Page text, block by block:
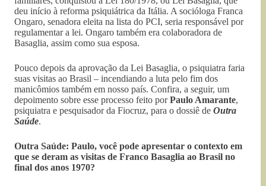
deu início à reforma psiquiátrica da Itália. A socióloga Franca
Ongaro, senadora eleita na lista do PCI, seria responsável por
regulamentar a lei. Ongaro também era colaboradora de
Basaglia, assim como sua esposa.
Pouco depois da aprovação da Lei Basaglia, o psiquiatra faria
suas visitas ao Brasil – incendiando a luta pelo fim dos
manicômios também em nosso país. Confira, a seguir, um
depoimento sobre esse processo feito porPaulo Amarante,
psiquiatra e pesquisador da Fiocruz, para o dossiê de Outra
Saúde.
Outra Saúde: Paulo, você pode apresentar o contexto em
que se deram as visitas de Franco Basaglia ao Brasil no
final dos anos 1970?